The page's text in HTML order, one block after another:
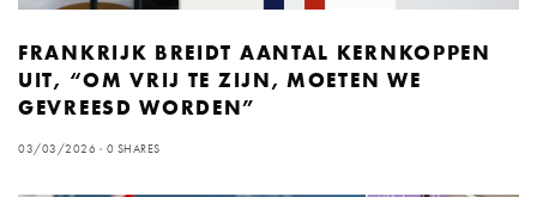
FRANKRIJK BREIDT AANTAL KERNKOPPEN
UIT, “OM VRIJ TE ZIJN, MOETEN WE
GEVREESD WORDEN”
03/03/2026 0 SHARES